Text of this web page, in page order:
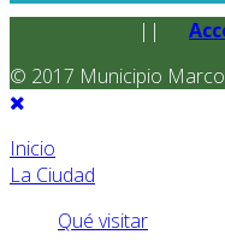
||
© 2017 Municipio
Inicio
La Ciudad
Qué visitar